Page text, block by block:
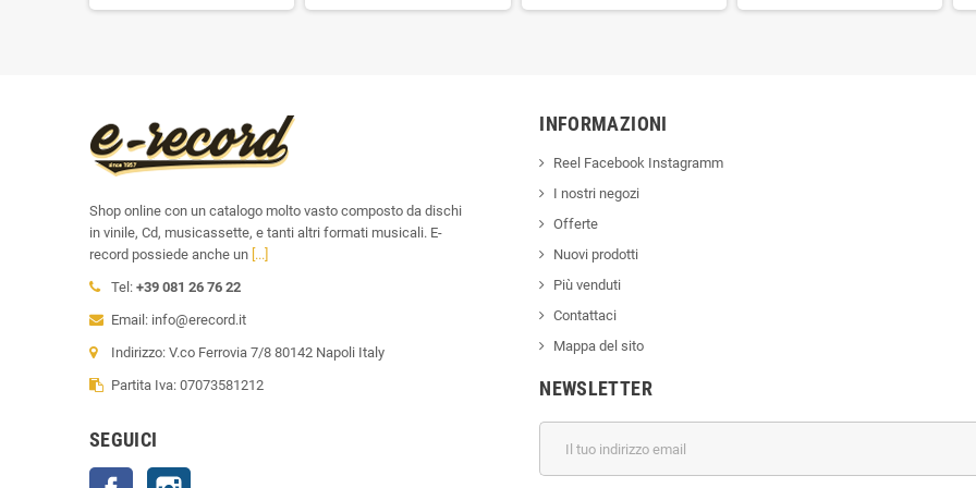
Shop online con un catalogo molto vasto composto da dischi
in vinile, Cd, musicassette, e tanti altri formati musicali. E-
record possiede anche un [...]
Tel: +39 081 26 76 22
Email: info@erecord.it
Indirizzo: V.co Ferrovia 7/8 80142 Napoli Italy
Partita Iva: 07073581212
SEGUICI
Facebook
INFORMAZIONI
Reel Facebook Instagramm
I nostri negozi
Offerte
Nuovi prodotti
Più venduti
Contattaci
Mappa del sito
NEWSLETTER